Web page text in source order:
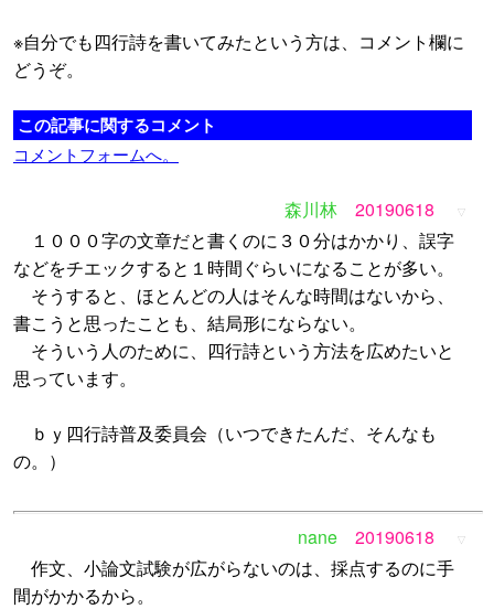
※自分でも四行詩を書いてみたという方は、コメント欄に
どうぞ。
この記事に関するコメント
コメントフォームへ。
森川林 20190618 ▽
１０００字の文章だと書くのに３０分はかかり、誤字
などをチエックすると１時間ぐらいになることが多い。
そうすると、ほとんどの人はそんな時間はないから、
書こうと思ったことも、結局形にならない。
そういう人のために、四行詩という方法を広めたいと
思っています。
ｂｙ四行詩普及委員会（いつできたんだ、そんなも
の。）
nane 20190618 ▽
作文、小論文試験が広がらないのは、採点するのに手
間がかかるから。